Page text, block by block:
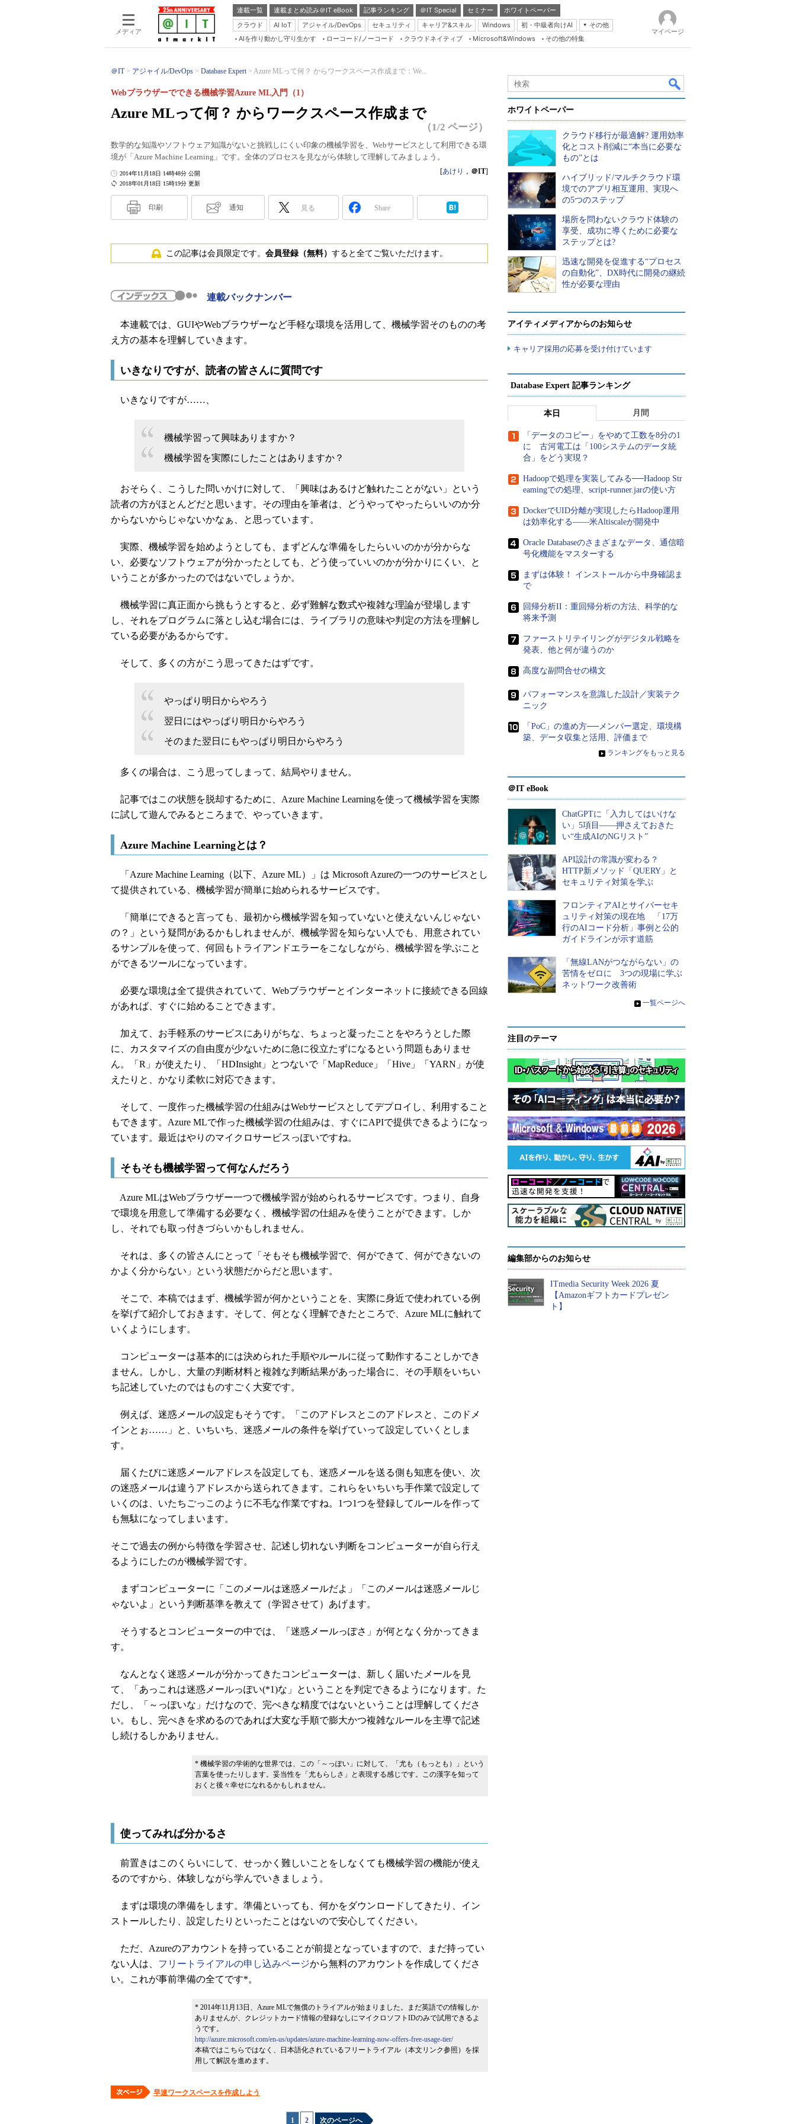
メディア
連載一覧 連載まとめ読み＠IT eBook 記事ランキング ＠IT Special セミナー
ホワイトペーパー
クラウド
AI IoT アジャイル/DevOps セキュリティ キャリア&スキル Windows 初・中級者向けAI
その他
Server & Storage
Database Expert
Master of IP Network
Security & Trust
Test & Tools
AIを作り動かし守り生かす ローコード/ノーコード クラウドネイティブ Microsoft&Windows その他の特集
マイページ
＠IT アジャイル/DevOps Database Expert Azure MLって何？ からワークスペース作成まで：We...
Azure MLって何？ からワークスペース作成まで
Webブラウザーでできる機械学習Azure ML入門（1）
（1/2 ページ）
数学的な知識やソフトウェア知識がないと挑戦しにくい印象の機械学習を、Webサービスとして利用できる環
境が「Azure Machine Learning」です。全体のプロセスを見ながら体験して理解してみましょう。
2018年01月18日 15時19分 更新
2014年11月18日 14時48分 公開 [あけり ， ＠IT]
印刷 通知 見る Share
この記事は会員限定です。 会員登録（無料） すると全てご覧いただけます。
連載バックナンバー
本連載では、GUIやWebブラウザーなど手軽な環境を活用して、機械学習そのものの考
え方の基本を理解していきます。
いきなりですが、読者の皆さんに質問です
いきなりですが……、
機械学習って興味ありますか？
機械学習を実際にしたことはありますか？
おそらく、こうした問いかけに対して、「興味はあるけど触れたことがない」という
読者の方がほとんどだと思います。その理由を筆者は、どうやってやったらいいのか分
からないからじゃないかなぁ、と思っています。
実際、機械学習を始めようとしても、まずどんな準備をしたらいいのかが分からな
い、必要なソフトウェアが分かったとしても、どう使っていいのかが分かりにくい、と
いうことが多かったのではないでしょうか。
機械学習に真正面から挑もうとすると、必ず難解な数式や複雑な理論が登場します
し、それをプログラムに落とし込む場合には、ライブラリの意味や判定の方法を理解し
ている必要があるからです。
そして、多くの方がこう思ってきたはずです。
やっぱり明日からやろう
翌日にはやっぱり明日からやろう
そのまた翌日にもやっぱり明日からやろう
多くの場合は、こう思ってしまって、結局やりません。
記事ではこの状態を脱却するために、Azure Machine Learningを使って機械学習を実際
に試して遊んでみるところまで、やっていきます。
Azure Machine Learningとは？
「Azure Machine Learning（以下、Azure ML）」は Microsoft Azureの一つのサービスとし
て提供されている、機械学習が簡単に始められるサービスです。
「簡単にできると言っても、最初から機械学習を知っていないと使えないんじゃない
の？」という疑問があるかもしれませんが、機械学習を知らない人でも、用意されてい
るサンプルを使って、何回もトライアンドエラーをこなしながら、機械学習を学ぶこと
ができるツールになっています。
必要な環境は全て提供されていて、Webブラウザーとインターネットに接続できる回線
があれば、すぐに始めることできます。
加えて、お手軽系のサービスにありがちな、ちょっと凝ったことをやろうとした際
に、カスタマイズの自由度が少ないために急に役立たずになるという問題もありませ
ん。「R」が使えたり、「HDInsight」とつないで「MapReduce」「Hive」「YARN」が使
えたりと、かなり柔軟に対応できます。
そして、一度作った機械学習の仕組みはWebサービスとしてデプロイし、利用すること
もできます。Azure MLで作った機械学習の仕組みは、すぐにAPIで提供できるようになっ
ています。最近はやりのマイクロサービスっぽいですね。
そもそも機械学習って何なんだろう
Azure MLはWebブラウザー一つで機械学習が始められるサービスです。つまり、自身
で環境を用意して準備する必要なく、機械学習の仕組みを使うことができます。しか
し、それでも取っ付きづらいかもしれません。
それは、多くの皆さんにとって「そもそも機械学習で、何ができて、何ができないの
かよく分からない」という状態だからだと思います。
そこで、本稿ではまず、機械学習が何かということを、実際に身近で使われている例
を挙げて紹介しておきます。そして、何となく理解できたところで、Azure MLに触れて
いくようにします。
コンピューターは基本的には決められた手順やルールに従って動作することしかでき
ません。しかし、大量の判断材料と複雑な判断結果があった場合に、その手順をいちい
ち記述していたのではものすごく大変です。
例えば、迷惑メールの設定もそうです。「このアドレスとこのアドレスと、このドメ
インとぉ……」と、いちいち、迷惑メールの条件を挙げていって設定していくとしま
す。
届くたびに迷惑メールアドレスを設定しても、迷惑メールを送る側も知恵を使い、次
の迷惑メールは違うアドレスから送られてきます。これらをいちいち手作業で設定して
いくのは、いたちごっこのように不毛な作業ですね。1つ1つを登録してルールを作って
も無駄になってしまいます。
そこで過去の例から特徴を学習させ、記述し切れない判断をコンピューターが自ら行え
るようにしたのが機械学習です。
まずコンピューターに「このメールは迷惑メールだよ」「このメールは迷惑メールじ
ゃないよ」という判断基準を教えて（学習させて）あげます。
そうするとコンピューターの中では、「迷惑メールっぽさ」が何となく分かってきま
す。
なんとなく迷惑メールが分かってきたコンピューターは、新しく届いたメールを見
て、「あっこれは迷惑メールっぽい(*1)な」ということを判定できるようになります。た
だし、「～っぽいな」だけなので、完ぺきな精度ではないということは理解してくださ
い。もし、完ぺきを求めるのであれば大変な手順で膨大かつ複雑なルールを主導で記述
し続けるしかありません。
* 機械学習の学術的な世界では、この「～っぽい」に対して、「尤も（もっとも）」という
言葉を使ったりします。妥当性を「尤もらしさ」と表現する感じです。この漢字を知って
おくと後々幸せになれるかもしれません。
使ってみれば分かるさ
前置きはこのくらいにして、せっかく難しいことをしなくても機械学習の機能が使え
るのですから、体験しながら学んでいきましょう。
まずは環境の準備をします。準備といっても、何かをダウンロードしてきたり、イン
ストールしたり、設定したりといったことはないので安心してください。
ただ、Azureのアカウントを持っていることが前提となっていますので、まだ持ってい
ない人は、 フリートライアルの申し込みページから無料のアカウントを作成してくださ
い。これが事前準備の全てです*。
* 2014年11月13日、Azure MLで無償のトライアルが始まりました。まだ英語での情報しか
ありませんが、クレジットカード情報の登録なしにマイクロソフトIDのみで試用できるよ
うです。
http://azure.microsoft.com/en-us/updates/azure-machine-learning-now-offers-free-usage-tier/
本稿ではこちらではなく、日本語化されているフリートライアル（本文リンク参照）を採
用して解説を進めます。
早速ワークスペースを作成しよう
1 2 次のページへ
ホワイトペーパー
クラウド移行が最適解? 運用効率
化とコスト削減に“本当に必要な
もの”とは
ハイブリッド/マルチクラウド環
境でのアプリ相互運用、実現へ
の5つのステップ
場所を問わないクラウド体験の
享受、成功に導くために必要な
ステップとは?
迅速な開発を促進する“プロセス
の自動化”、DX時代に開発の継続
性が必要な理由
アイティメディアからのお知らせ
キャリア採用の応募を受け付けています
Database Expert 記事ランキング
本日 月間
「データのコピー」をやめて工数を8分の1
に 古河電工は「100システムのデータ統
合」をどう実現？
Hadoopで処理を実装してみる──Hadoop Str
eamingでの処理、script-runner.jarの使い方
DockerでUID分離が実現したらHadoop運用
は効率化する――米Altiscaleが開発中
Oracle Databaseのさまざまなデータ、通信暗
号化機能をマスターする
まずは体験！ インストールから中身確認ま
で
回帰分析II：重回帰分析の方法、科学的な
将来予測
ファーストリテイリングがデジタル戦略を
発表、他と何が違うのか
高度な副問合せの構文
パフォーマンスを意識した設計／実装テク
ニック
「PoC」の進め方──メンバー選定、環境構
築、データ収集と活用、評価まで
» ランキングをもっと見る
＠IT eBook
ChatGPTに「入力してはいけな
い」5項目――押さえておきた
い“生成AIのNGリスト”
API設計の常識が変わる？
HTTP新メソッド「QUERY」と
セキュリティ対策を学ぶ
フロンティアAIとサイバーセキ
ュリティ対策の現在地 「17万
行のAIコード分析」事例と公的
ガイドラインが示す道筋
「無線LANがつながらない」の
苦情をゼロに 3つの現場に学ぶ
ネットワーク改善術
» 一覧ページへ
注目のテーマ
編集部からのお知らせ
ITmedia Security Week 2026 夏
【Amazonギフトカードプレゼン
ト】